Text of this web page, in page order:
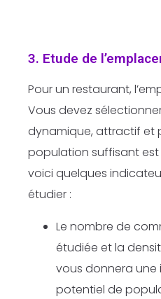
3. Etude de
Pour un restaurant,
Vous devez
dynamique, attractif et
population suffisant est
voici quelques
étudier :
Le nombre de
étudiée et la
vous donnera une
potentiel de